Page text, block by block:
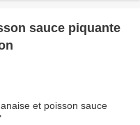
sauce piquante